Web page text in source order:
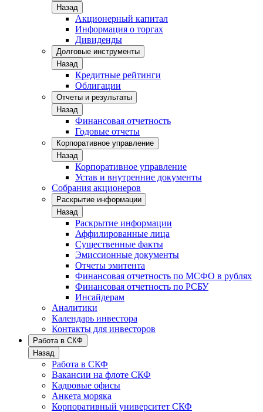
Назад
Акционерный капитал
Информация о торгах
Дивиденды
Долговые инструменты
Назад
Кредитные рейтинги
Облигации
Отчеты и результаты
Назад
Финансовая отчетность
Годовые отчеты
Корпоративное управление
Назад
Корпоративное управление
Устав и внутренние документы
Собрания акционеров
Раскрытие информации
Назад
Раскрытие информации
Аффилированные лица
Существенные факты
Эмиссионные документы
Отчеты эмитента
Финансовая отчетность по МСФО в рублях
Финансовая отчетность по РСБУ
Инсайдерам
Аналитики
Календарь инвестора
Контакты для инвесторов
Работа в СКФ
Назад
Работа в СКФ
Вакансии на флоте СКФ
Кадровые офисы
Анкета моряка
Корпоративный университет СКФ